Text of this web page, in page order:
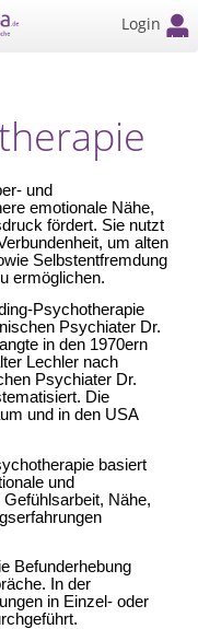
Login
und
emotionale Nähe,
fördert. Sie nutzt
um alten
Selbstentfremdung
ermöglichen.
Psychotherapie
Psychiater Dr.
in den 1970ern
Lechler nach
Psychiater Dr.
Die
und in den USA
basiert
und
Nähe,
Befunderhebung
In der
in Einzel- oder